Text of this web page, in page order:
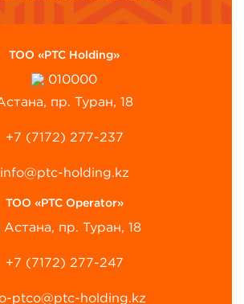
ТОО «PTC Holding»
010000
пр. Туран, 18
+7 (7172) 277-237
info@ptc-holding.kz
ТОО «PTC Operator»
Астана, пр. Туран, 18
+7 (7172) 277-247
ptco@ptc-holding.kz